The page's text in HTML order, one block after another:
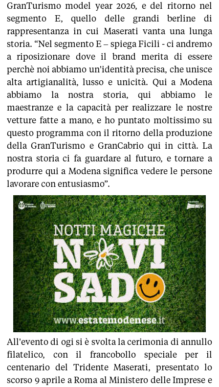
GranTurismo model year 2026, e del ritorno nel
segmento E, quello delle grandi berline di
rappresentanza in cui Maserati vanta una lunga
storia. “Nel segmento E – spiega Ficili - ci andremo
a riposizionare dove il brand merita di essere
perchè noi abbiamo un'identità precisa, che unisce
alta artigianalità, lusso e unicità. Qui a Modena
abbiamo la nostra storia, qui abbiamo le
maestranze e la capacità per realizzare le nostre
vetture fatte a mano, e ho puntato moltissimo su
questo programma con il ritorno della produzione
della GranTurismo e GranCabrio qui in città. La
nostra storia ci fa guardare al futuro, e tornare a
produrre qui a Modena significa vedere le persone
lavorare con entusiasmo”.
All'evento di ogi si è svolta la cerimonia di annullo
filatelico, con il francobollo speciale per il
centenario del Tridente Maserati, presentato lo
scorso 9 aprile a Roma al Ministero delle Imprese e